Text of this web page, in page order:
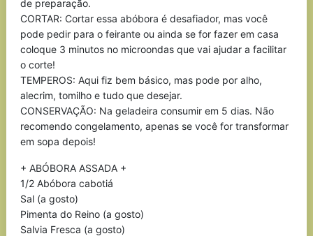
de preparação.
CORTAR: Cortar essa abóbora é desafiador, mas você
pode pedir para o feirante ou ainda se for fazer em casa
coloque 3 minutos no microondas que vai ajudar a facilitar
o corte!
TEMPEROS: Aqui fiz bem básico, mas pode por alho,
alecrim, tomilho e tudo que desejar.
CONSERVAÇÃO: Na geladeira consumir em 5 dias. Não
recomendo congelamento, apenas se você for transformar
em sopa depois!
+ ABÓBORA ASSADA +
1/2 Abóbora cabotiá
Sal (a gosto)
Pimenta do Reino (a gosto)
Salvia Fresca (a gosto)